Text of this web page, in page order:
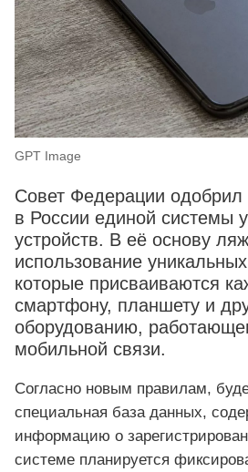
GPT Image
Совет Федерации одобрил
в России единой системы
устройств. В её основу
использование
которые присваиваются
смартфону, планшету и
оборудованию,
мобильной связи.
Согласно новым правилам,
специальная база данных,
информацию о
системе планируется